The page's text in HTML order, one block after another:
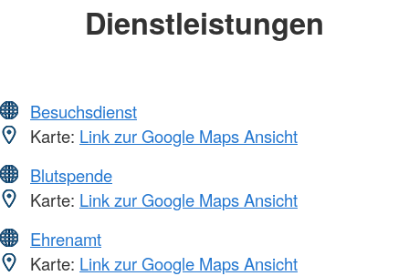
Dienstleistungen
Besuchsdienst
Karte: Link zur Google Maps Ansicht
Blutspende
Karte: Link zur Google Maps Ansicht
Ehrenamt
Karte: Link zur Google Maps Ansicht